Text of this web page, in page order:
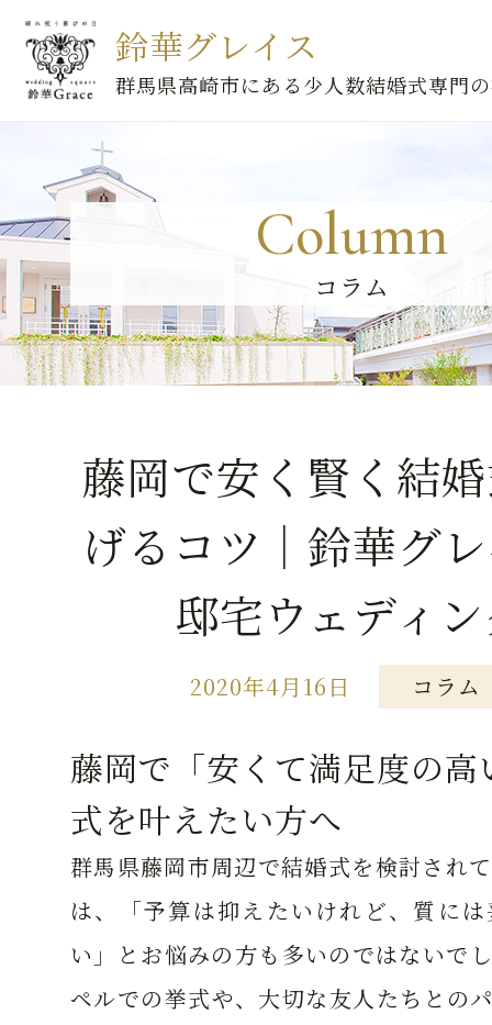
鈴華グレイス
群馬県高崎市にある少人数結婚式専門
Column
コラム
藤岡で安く賢く結
げるコツ｜鈴華グ
邸宅ウェディ
2020年4月16日 コラム
藤岡で「安くて満足度の高
式を叶えたい方へ
群馬県藤岡市周辺で結婚式を検討され
は、「予算は抑えたいけれど、質に
い」とお悩みの方も多いのではないで
ペルでの挙式や、大切な友人たちとの